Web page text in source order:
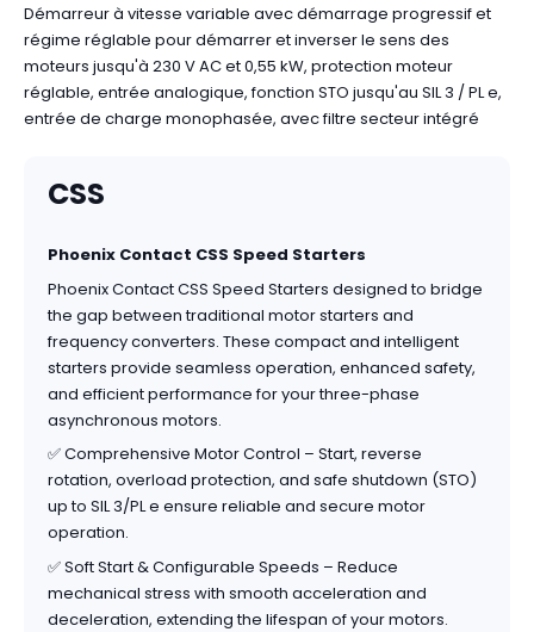
Démarreur à vitesse variable avec démarrage progressif et
régime réglable pour démarrer et inverser le sens des
moteurs jusqu'à 230 V AC et 0,55 kW, protection moteur
réglable, entrée analogique, fonction STO jusqu'au SIL 3 / PL e,
entrée de charge monophasée, avec filtre secteur intégré
CSS
​Phoenix Contact CSS Speed Starters
Phoenix Contact CSS Speed Starters designed to bridge
the gap between traditional motor starters and
frequency converters. These compact and intelligent
starters provide seamless operation, enhanced safety,
and efficient performance for your three-phase
asynchronous motors.
✅ Comprehensive Motor Control – Start, reverse
rotation, overload protection, and safe shutdown (STO)
up to SIL 3/PL e ensure reliable and secure motor
operation.
✅ Soft Start & Configurable Speeds – Reduce
mechanical stress with smooth acceleration and
deceleration, extending the lifespan of your motors.